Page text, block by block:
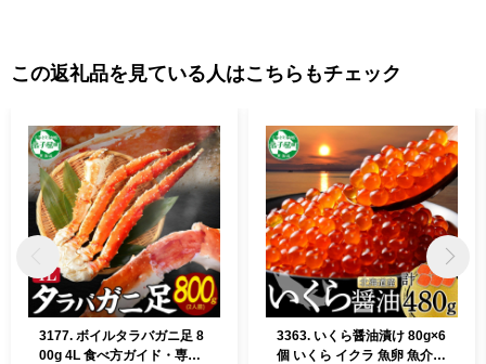
この返礼品を見ている人はこちらもチェック
3177. ボイルタラバガニ足 8
00g 4L 食べ方ガイド・専用
3363. いくら醤油漬け 80g×6
個 いくら イクラ 魚卵 魚介